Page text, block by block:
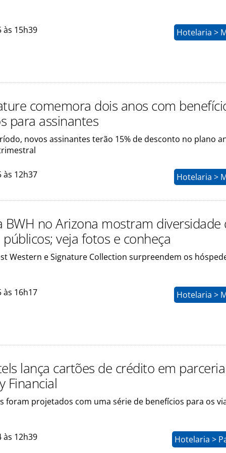
às 15h39 Hotelaria >
comemora dois anos com
para assinantes
novos assinantes terão 15% de desconto no plano
às 12h37 Hotelaria >
BWH no Arizona mostram diversidade
veja fotos e conheça
Western e Signature Collection surpreendem os
às 16h17 Hotelaria >
lança cartões de crédito em
Financial
foram projetados com uma série de benefícios para os
às 12h39 Hotelaria >